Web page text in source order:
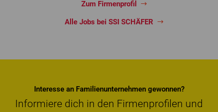
Zum Firmenprofil
Alle Jobs bei SSI SCHÄFER
Interesse an Familienunternehmen gewonnen?
Informiere dich in den Firmenprofilen und